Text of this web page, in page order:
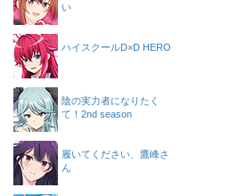
い
ハイスクールD×D HERO
陰の実力者になりたく
て！2nd season
履いてください、鷹峰さ
ん